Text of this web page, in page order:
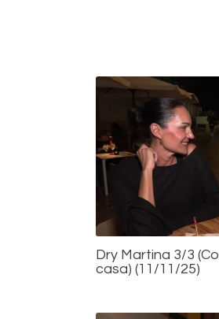
Dry Martina 3/3
casa) (11/11/25)